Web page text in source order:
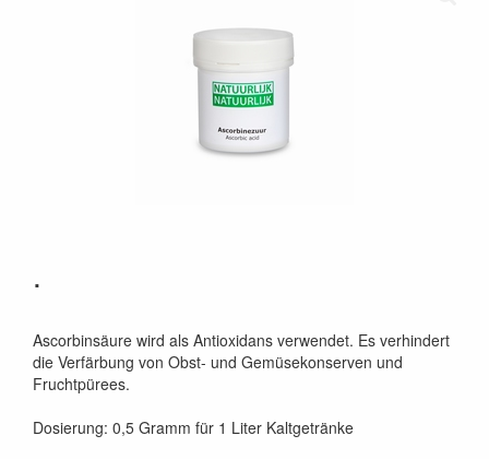
.
Ascorbinsäure wird als Antioxidans verwendet. Es verhindert
die Verfärbung von Obst- und Gemüsekonserven und
Fruchtpürees.
Dosierung: 0,5 Gramm für 1 Liter Kaltgetränke